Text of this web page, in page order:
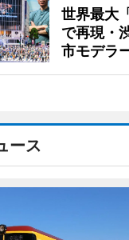
世界最大
で再現・
市モデラ
ース